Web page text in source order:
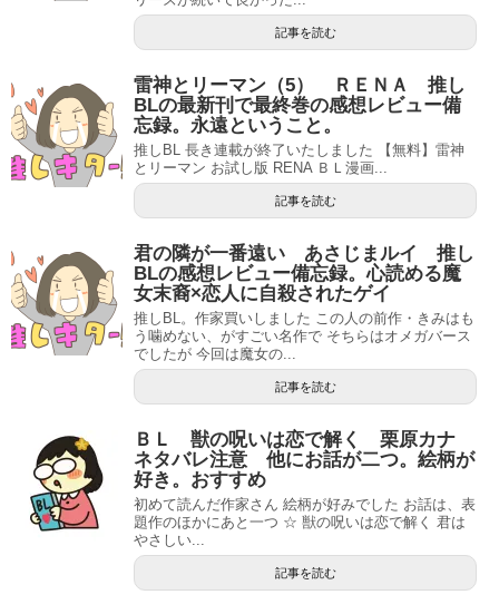
記事を読む
雷神とリーマン（5） ＲＥＮＡ 推し
BLの最新刊で最終巻の感想レビュー備
忘録。永遠ということ。
推しBL 長き連載が終了いたしました 【無料】雷神
とリーマン お試し版 RENA ＢＬ漫画...
記事を読む
君の隣が一番遠い あさじまルイ 推し
BLの感想レビュー備忘録。心読める魔
女末裔×恋人に自殺されたゲイ
推しBL。作家買いしました この人の前作・きみはも
う噛めない、がすごい名作で そちらはオメガバース
でしたが 今回は魔女の...
記事を読む
ＢＬ 獣の呪いは恋で解く 栗原カナ
ネタバレ注意 他にお話が二つ。絵柄が
好き。おすすめ
初めて読んだ作家さん 絵柄が好みでした お話は、表
題作のほかにあと一つ ☆ 獣の呪いは恋で解く 君は
やさしい...
記事を読む